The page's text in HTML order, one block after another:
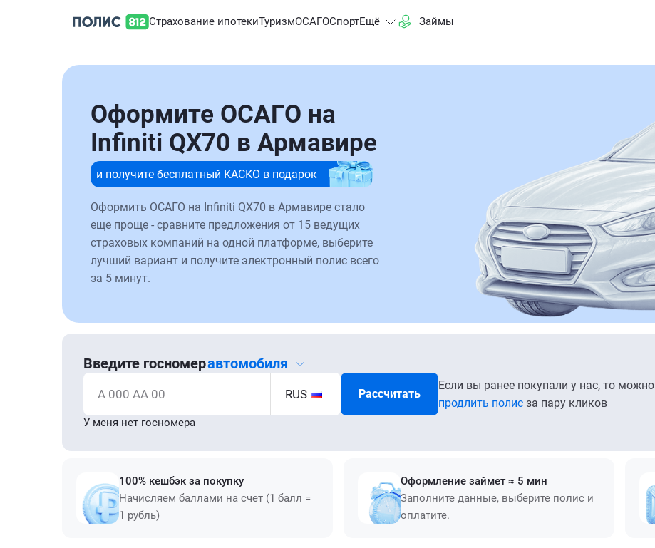
Страхование ипотекиТуризмОСАГОСпортЕщё Займы
Оформите ОСАГО на
Infiniti QX70 в Армавире
и получите бесплатный КАСКО в подарок
Оформить ОСАГО на Infiniti QX70 в Армавире стало
еще проще - сравните предложения от 15 ведущих
страховых компаний на одной платформе, выберите
лучший вариант и получите электронный полис всего
за 5 минут.
Введите госномеравтомобиля
А 000 АА 00 RUS Рассчитать
Если вы ранее покупали у нас, то можно
продлить полис за пару кликов
У меня нет госномера
100% кешбэк за покупку
Начисляем баллами на счет (1 балл =
1 рубль)
Оформление займет ≈ 5 мин
Заполните данные, выберите полис и
оплатите.